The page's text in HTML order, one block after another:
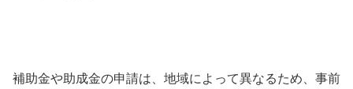
補助金や助成金の申請は、地域によって異なるため、事前